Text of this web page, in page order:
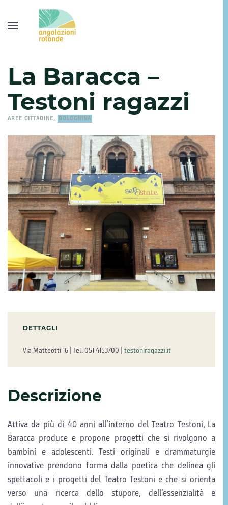
La Baracca –
Testoni ragazzi
AREE CITTADINE, BOLOGNINA
DETTAGLI
Via Matteotti 16 | Tel. 051 4153700 | testoniragazzi.it
Descrizione
Attiva da più di 40 anni all’interno del Teatro Testoni, La
Baracca produce e propone progetti che si rivolgono a
bambini e adolescenti. Testi originali e drammaturgie
innovative prendono forma dalla poetica che delinea gli
spettacoli e i progetti del Teatro Testoni e che si orienta
verso una ricerca dello stupore, dell’essenzialità e